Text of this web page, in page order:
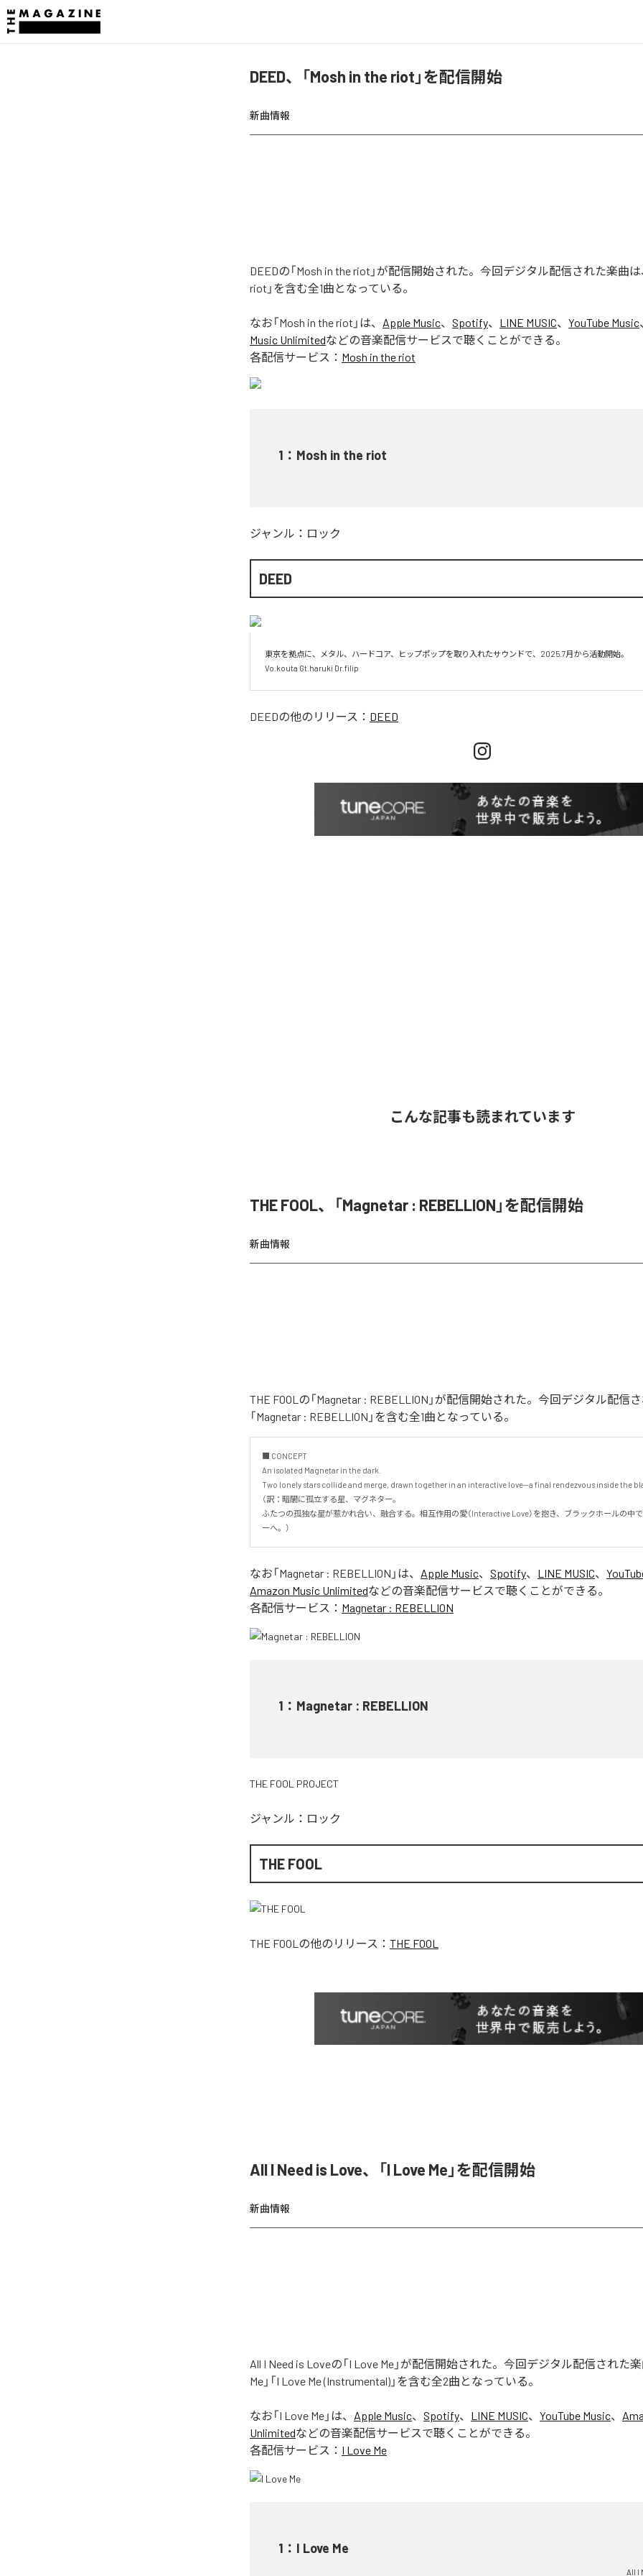
DEED、「Mosh in the riot」を配信開始
新曲情報
DEEDの「Mosh in the riot」が配信開始された。今回デジタル配信された楽曲は
riot」を含む全1曲となっている。
なお「Mosh in the riot 」は、 Apple Music、 Spotify、 LINE MUSIC、 YouTube Music
Music Unlimitedなどの音楽配信サービスで聴くことができる。
各配信サービス： Mosh in the riot
1 ： Mosh in the riot
ジャンル： ロック
DEED
東京を拠点に、メタル、ハードコア、ヒップポップを取り入れたサウンドで、2025.7月から活動開始。
DEEDの他のリリース： DEED
こんな記事も読まれています
THE FOOL、「Magnetar : REBELLION」を配信開始
新曲情報
THE FOOLの「Magnetar : REBELLION」が配信開始された。今回デジタル配信
「Magnetar : REBELLION」を含む全1曲となっている。
■ CONCEPT
An isolated Magnetar in the dark.
Two lonely stars collide and merge, drawn together in an interactive love—a final rendezvous inside the
（訳：暗闇に孤立する星、マグネター。
ふたつの孤独な星が惹かれ合い、融合する。相互作用の愛（Interactive Love）を抱き、ブラックホールの中
ーへ。）
なお「Magnetar : REBELLION 」は、 Apple Music、 Spotify、 LINE MUSIC、
Amazon Music Unlimitedなどの音楽配信サービスで聴くことができる。
各配信サービス： Magnetar : REBELLION
1 ： Magnetar : REBELLION
THE FOOL PROJECT
ジャンル： ロック
THE FOOL
THE FOOL の他のリリース： THE FOOL
All I Need is Love、「I Love Me」を配信開始
新曲情報
All I Need is Loveの「I Love Me」が配信開始された。今回デジタル配信された
Me」「I Love Me (Instrumental)」を含む全2曲となっている。
なお「I Love Me 」は、 Apple Music、 Spotify、 LINE MUSIC、 YouTube Music、
Unlimitedなどの音楽配信サービスで聴くことができる。
各配信サービス： I Love Me
1 ： I Love Me
All I